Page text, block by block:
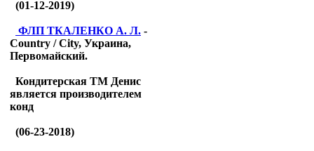
(01-12-2019)
ФЛП ТКАЛЕНКО А. Л. -
Country / City, Украина,
Первомайский.
Кондитерская ТМ Денис
является производителем
конд
(06-23-2018)